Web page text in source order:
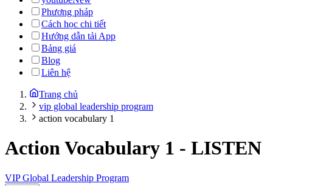
Phương pháp
Cách học chi tiết
Hướng dẫn tải App
Bảng giá
Blog
Liên hệ
Trang chủ
vip global leadership program
action vocabulary 1
Action Vocabulary 1 - LISTEN
VIP Global Leadership Program